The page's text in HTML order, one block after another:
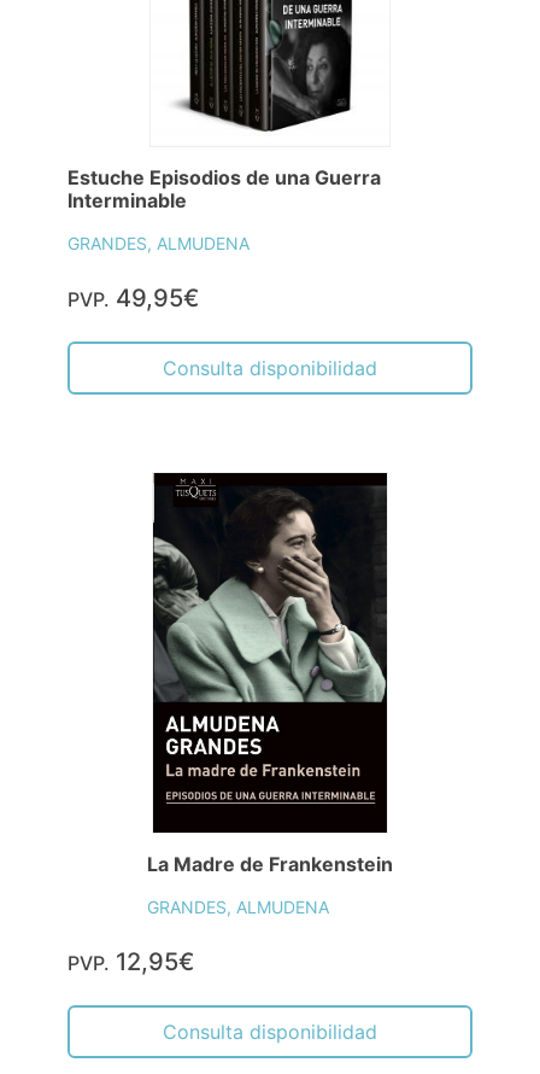
Estuche Episodios de una Guerra
Interminable
GRANDES, ALMUDENA
PVP. 49,95€
Consulta disponibilidad
La Madre de Frankenstein
GRANDES, ALMUDENA
PVP. 12,95€
Consulta disponibilidad